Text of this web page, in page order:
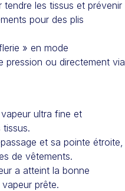
tendre les tissus et prévenir
pour des plis
» en mode
pression ou directement via
ultra fine et
tissus.
et sa pointe étroite,
de vêtements.
a atteint la bonne
prête.